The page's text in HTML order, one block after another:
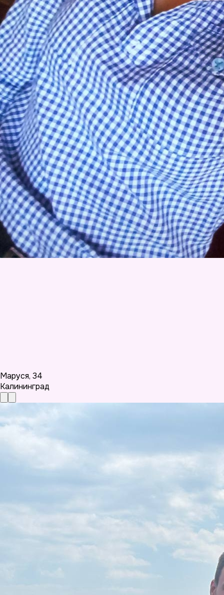
Маруся, 34
Калининград